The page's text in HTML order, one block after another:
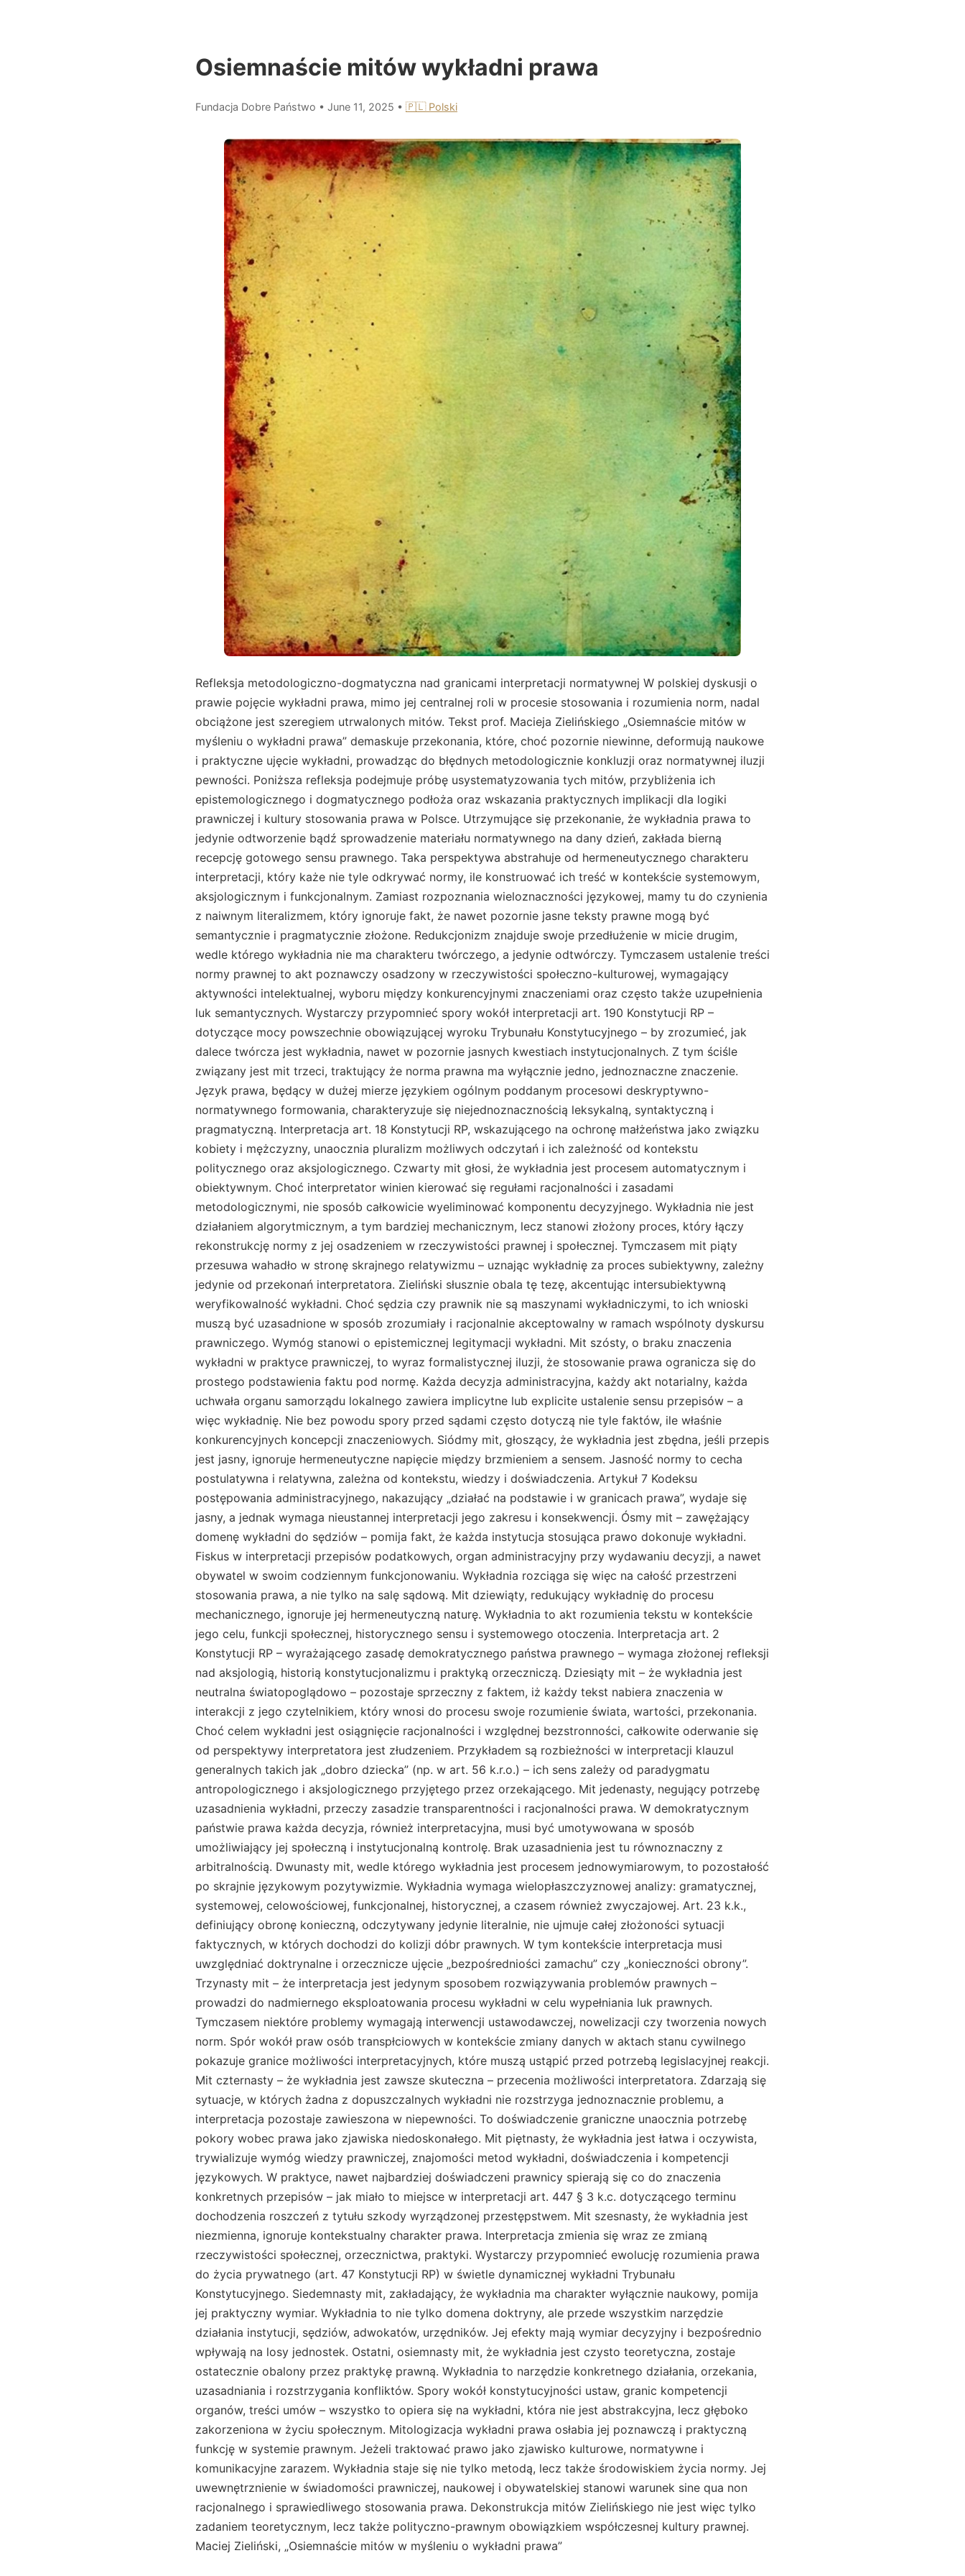
Osiemnaście mitów wykładni prawa
Fundacja Dobre Państwo • June 11, 2025 • 🇵🇱 Polski
Refleksja metodologiczno-dogmatyczna nad granicami interpretacji normatywnej W polskiej dyskusji o
prawie pojęcie wykładni prawa, mimo jej centralnej roli w procesie stosowania i rozumienia norm, nadal
obciążone jest szeregiem utrwalonych mitów. Tekst prof. Macieja Zielińskiego „Osiemnaście mitów w
myśleniu o wykładni prawa” demaskuje przekonania, które, choć pozornie niewinne, deformują naukowe
i praktyczne ujęcie wykładni, prowadząc do błędnych metodologicznie konkluzji oraz normatywnej iluzji
pewności. Poniższa refleksja podejmuje próbę usystematyzowania tych mitów, przybliżenia ich
epistemologicznego i dogmatycznego podłoża oraz wskazania praktycznych implikacji dla logiki
prawniczej i kultury stosowania prawa w Polsce. Utrzymujące się przekonanie, że wykładnia prawa to
jedynie odtworzenie bądź sprowadzenie materiału normatywnego na dany dzień, zakłada bierną
recepcję gotowego sensu prawnego. Taka perspektywa abstrahuje od hermeneutycznego charakteru
interpretacji, który każe nie tyle odkrywać normy, ile konstruować ich treść w kontekście systemowym,
aksjologicznym i funkcjonalnym. Zamiast rozpoznania wieloznaczności językowej, mamy tu do czynienia
z naiwnym literalizmem, który ignoruje fakt, że nawet pozornie jasne teksty prawne mogą być
semantycznie i pragmatycznie złożone. Redukcjonizm znajduje swoje przedłużenie w micie drugim,
wedle którego wykładnia nie ma charakteru twórczego, a jedynie odtwórczy. Tymczasem ustalenie treści
normy prawnej to akt poznawczy osadzony w rzeczywistości społeczno-kulturowej, wymagający
aktywności intelektualnej, wyboru między konkurencyjnymi znaczeniami oraz często także uzupełnienia
luk semantycznych. Wystarczy przypomnieć spory wokół interpretacji art. 190 Konstytucji RP –
dotyczące mocy powszechnie obowiązującej wyroku Trybunału Konstytucyjnego – by zrozumieć, jak
dalece twórcza jest wykładnia, nawet w pozornie jasnych kwestiach instytucjonalnych. Z tym ściśle
związany jest mit trzeci, traktujący że norma prawna ma wyłącznie jedno, jednoznaczne znaczenie.
Język prawa, będący w dużej mierze językiem ogólnym poddanym procesowi deskryptywno-
normatywnego formowania, charakteryzuje się niejednoznacznością leksykalną, syntaktyczną i
pragmatyczną. Interpretacja art. 18 Konstytucji RP, wskazującego na ochronę małżeństwa jako związku
kobiety i mężczyzny, unaocznia pluralizm możliwych odczytań i ich zależność od kontekstu
politycznego oraz aksjologicznego. Czwarty mit głosi, że wykładnia jest procesem automatycznym i
obiektywnym. Choć interpretator winien kierować się regułami racjonalności i zasadami
metodologicznymi, nie sposób całkowicie wyeliminować komponentu decyzyjnego. Wykładnia nie jest
działaniem algorytmicznym, a tym bardziej mechanicznym, lecz stanowi złożony proces, który łączy
rekonstrukcję normy z jej osadzeniem w rzeczywistości prawnej i społecznej. Tymczasem mit piąty
przesuwa wahadło w stronę skrajnego relatywizmu – uznając wykładnię za proces subiektywny, zależny
jedynie od przekonań interpretatora. Zieliński słusznie obala tę tezę, akcentując intersubiektywną
weryfikowalność wykładni. Choć sędzia czy prawnik nie są maszynami wykładniczymi, to ich wnioski
muszą być uzasadnione w sposób zrozumiały i racjonalnie akceptowalny w ramach wspólnoty dyskursu
prawniczego. Wymóg stanowi o epistemicznej legitymacji wykładni. Mit szósty, o braku znaczenia
wykładni w praktyce prawniczej, to wyraz formalistycznej iluzji, że stosowanie prawa ogranicza się do
prostego podstawienia faktu pod normę. Każda decyzja administracyjna, każdy akt notarialny, każda
uchwała organu samorządu lokalnego zawiera implicytne lub explicite ustalenie sensu przepisów – a
więc wykładnię. Nie bez powodu spory przed sądami często dotyczą nie tyle faktów, ile właśnie
konkurencyjnych koncepcji znaczeniowych. Siódmy mit, głoszący, że wykładnia jest zbędna, jeśli przepis
jest jasny, ignoruje hermeneutyczne napięcie między brzmieniem a sensem. Jasność normy to cecha
postulatywna i relatywna, zależna od kontekstu, wiedzy i doświadczenia. Artykuł 7 Kodeksu
postępowania administracyjnego, nakazujący „działać na podstawie i w granicach prawa”, wydaje się
jasny, a jednak wymaga nieustannej interpretacji jego zakresu i konsekwencji. Ósmy mit – zawężający
domenę wykładni do sędziów – pomija fakt, że każda instytucja stosująca prawo dokonuje wykładni.
Fiskus w interpretacji przepisów podatkowych, organ administracyjny przy wydawaniu decyzji, a nawet
obywatel w swoim codziennym funkcjonowaniu. Wykładnia rozciąga się więc na całość przestrzeni
stosowania prawa, a nie tylko na salę sądową. Mit dziewiąty, redukujący wykładnię do procesu
mechanicznego, ignoruje jej hermeneutyczną naturę. Wykładnia to akt rozumienia tekstu w kontekście
jego celu, funkcji społecznej, historycznego sensu i systemowego otoczenia. Interpretacja art. 2
Konstytucji RP – wyrażającego zasadę demokratycznego państwa prawnego – wymaga złożonej refleksji
nad aksjologią, historią konstytucjonalizmu i praktyką orzeczniczą. Dziesiąty mit – że wykładnia jest
neutralna światopoglądowo – pozostaje sprzeczny z faktem, iż każdy tekst nabiera znaczenia w
interakcji z jego czytelnikiem, który wnosi do procesu swoje rozumienie świata, wartości, przekonania.
Choć celem wykładni jest osiągnięcie racjonalności i względnej bezstronności, całkowite oderwanie się
od perspektywy interpretatora jest złudzeniem. Przykładem są rozbieżności w interpretacji klauzul
generalnych takich jak „dobro dziecka” (np. w art. 56 k.r.o.) – ich sens zależy od paradygmatu
antropologicznego i aksjologicznego przyjętego przez orzekającego. Mit jedenasty, negujący potrzebę
uzasadnienia wykładni, przeczy zasadzie transparentności i racjonalności prawa. W demokratycznym
państwie prawa każda decyzja, również interpretacyjna, musi być umotywowana w sposób
umożliwiający jej społeczną i instytucjonalną kontrolę. Brak uzasadnienia jest tu równoznaczny z
arbitralnością. Dwunasty mit, wedle którego wykładnia jest procesem jednowymiarowym, to pozostałość
po skrajnie językowym pozytywizmie. Wykładnia wymaga wielopłaszczyznowej analizy: gramatycznej,
systemowej, celowościowej, funkcjonalnej, historycznej, a czasem również zwyczajowej. Art. 23 k.k.,
definiujący obronę konieczną, odczytywany jedynie literalnie, nie ujmuje całej złożoności sytuacji
faktycznych, w których dochodzi do kolizji dóbr prawnych. W tym kontekście interpretacja musi
uwzględniać doktrynalne i orzecznicze ujęcie „bezpośredniości zamachu” czy „konieczności obrony”.
Trzynasty mit – że interpretacja jest jedynym sposobem rozwiązywania problemów prawnych –
prowadzi do nadmiernego eksploatowania procesu wykładni w celu wypełniania luk prawnych.
Tymczasem niektóre problemy wymagają interwencji ustawodawczej, nowelizacji czy tworzenia nowych
norm. Spór wokół praw osób transpłciowych w kontekście zmiany danych w aktach stanu cywilnego
pokazuje granice możliwości interpretacyjnych, które muszą ustąpić przed potrzebą legislacyjnej reakcji.
Mit czternasty – że wykładnia jest zawsze skuteczna – przecenia możliwości interpretatora. Zdarzają się
sytuacje, w których żadna z dopuszczalnych wykładni nie rozstrzyga jednoznacznie problemu, a
interpretacja pozostaje zawieszona w niepewności. To doświadczenie graniczne unaocznia potrzebę
pokory wobec prawa jako zjawiska niedoskonałego. Mit piętnasty, że wykładnia jest łatwa i oczywista,
trywializuje wymóg wiedzy prawniczej, znajomości metod wykładni, doświadczenia i kompetencji
językowych. W praktyce, nawet najbardziej doświadczeni prawnicy spierają się co do znaczenia
konkretnych przepisów – jak miało to miejsce w interpretacji art. 447 § 3 k.c. dotyczącego terminu
dochodzenia roszczeń z tytułu szkody wyrządzonej przestępstwem. Mit szesnasty, że wykładnia jest
niezmienna, ignoruje kontekstualny charakter prawa. Interpretacja zmienia się wraz ze zmianą
rzeczywistości społecznej, orzecznictwa, praktyki. Wystarczy przypomnieć ewolucję rozumienia prawa
do życia prywatnego (art. 47 Konstytucji RP) w świetle dynamicznej wykładni Trybunału
Konstytucyjnego. Siedemnasty mit, zakładający, że wykładnia ma charakter wyłącznie naukowy, pomija
jej praktyczny wymiar. Wykładnia to nie tylko domena doktryny, ale przede wszystkim narzędzie
działania instytucji, sędziów, adwokatów, urzędników. Jej efekty mają wymiar decyzyjny i bezpośrednio
wpływają na losy jednostek. Ostatni, osiemnasty mit, że wykładnia jest czysto teoretyczna, zostaje
ostatecznie obalony przez praktykę prawną. Wykładnia to narzędzie konkretnego działania, orzekania,
uzasadniania i rozstrzygania konfliktów. Spory wokół konstytucyjności ustaw, granic kompetencji
organów, treści umów – wszystko to opiera się na wykładni, która nie jest abstrakcyjna, lecz głęboko
zakorzeniona w życiu społecznym. Mitologizacja wykładni prawa osłabia jej poznawczą i praktyczną
funkcję w systemie prawnym. Jeżeli traktować prawo jako zjawisko kulturowe, normatywne i
komunikacyjne zarazem. Wykładnia staje się nie tylko metodą, lecz także środowiskiem życia normy. Jej
uwewnętrznienie w świadomości prawniczej, naukowej i obywatelskiej stanowi warunek sine qua non
racjonalnego i sprawiedliwego stosowania prawa. Dekonstrukcja mitów Zielińskiego nie jest więc tylko
zadaniem teoretycznym, lecz także polityczno-prawnym obowiązkiem współczesnej kultury prawnej.
Maciej Zieliński, „Osiemnaście mitów w myśleniu o wykładni prawa”